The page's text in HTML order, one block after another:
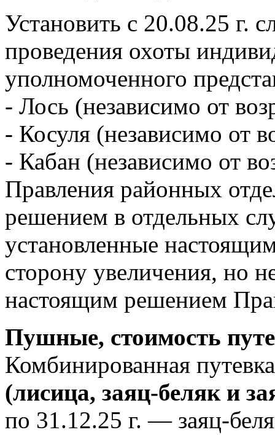
Установить с 20.08.25 г.
проведения охоты
уполномоченного
- Лось (независимо от
- Косуля (независимо от
- Кабан (независимо от
Правления районных
решением в отдельных
установленные
сторону увеличения, но
настоящим решением
Пушные, стоимость
Комбинированная
(лисица, заяц-беляк и
по 31.12.25 г. — заяц-